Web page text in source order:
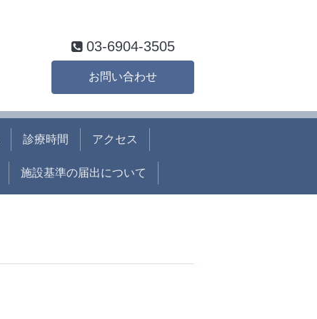
03-6904-3505
お問い合わせ
診療時間 アクセス
施設基準の届出について